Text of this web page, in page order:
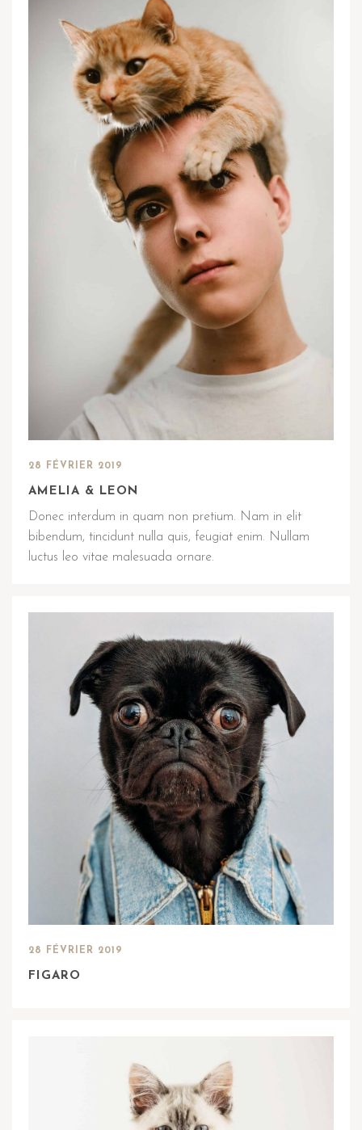
28 FÉVRIER 2019
AMELIA & LEON
Donec interdum in quam non pretium. Nam in elit
bibendum, tincidunt nulla quis, feugiat enim. Nullam
luctus leo vitae malesuada ornare.
28 FÉVRIER 2019
FIGARO